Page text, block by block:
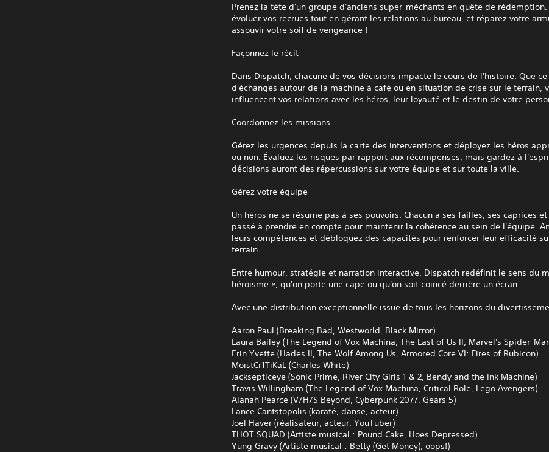
Prenez la tête d'un groupe d'anciens super-méchants en quête de rédemption.
évoluer vos recrues tout en gérant les relations au bureau, et réparez votre
assouvir votre soif de vengeance !
Façonnez le récit
Dans Dispatch, chacune de vos décisions impacte le cours de l'histoire. Que
d'échanges autour de la machine à café ou en situation de crise sur le terrain,
influencent vos relations avec les héros, leur loyauté et le destin de votre
Coordonnez les missions
Gérez les urgences depuis la carte des interventions et déployez les héros
ou non. Évaluez les risques par rapport aux récompenses, mais gardez à
décisions auront des répercussions sur votre équipe et sur toute la ville.
Gérez votre équipe
Un héros ne se résume pas à ses pouvoirs. Chacun a ses failles, ses caprices et
passé à prendre en compte pour maintenir la cohérence au sein de l'équipe.
leurs compétences et débloquez des capacités pour renforcer leur efficacité
terrain.
Entre humour, stratégie et narration interactive, Dispatch redéfinit le sens du
héroïsme », qu'on porte une cape ou qu'on soit coincé derrière un écran.
Avec une distribution exceptionnelle issue de tous les horizons du
Aaron Paul (Breaking Bad, Westworld, Black Mirror)
Laura Bailey (The Legend of Vox Machina, The Last of Us II, Marvel's Spider-
Erin Yvette (Hades II, The Wolf Among Us, Armored Core VI: Fires of Rubicon)
MoistCr1TiKaL (Charles White)
Jacksepticeye (Sonic Prime, River City Girls 1 & 2, Bendy and the Ink Machine)
Travis Willingham (The Legend of Vox Machina, Critical Role, Lego Avengers)
Alanah Pearce (V/H/S Beyond, Cyberpunk 2077, Gears 5)
Lance Cantstopolis (karaté, danse, acteur)
Joel Haver (réalisateur, acteur, YouTuber)
THOT SQUAD (Artiste musical : Pound Cake, Hoes Depressed)
Yung Gravy (Artiste musical : Betty (Get Money), oops!)